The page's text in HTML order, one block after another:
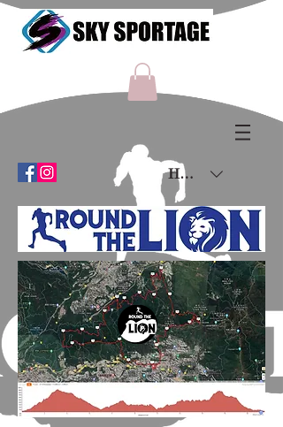
HKD (HK$)
距離﹕ 21.7km
爬升﹕ 1,298m